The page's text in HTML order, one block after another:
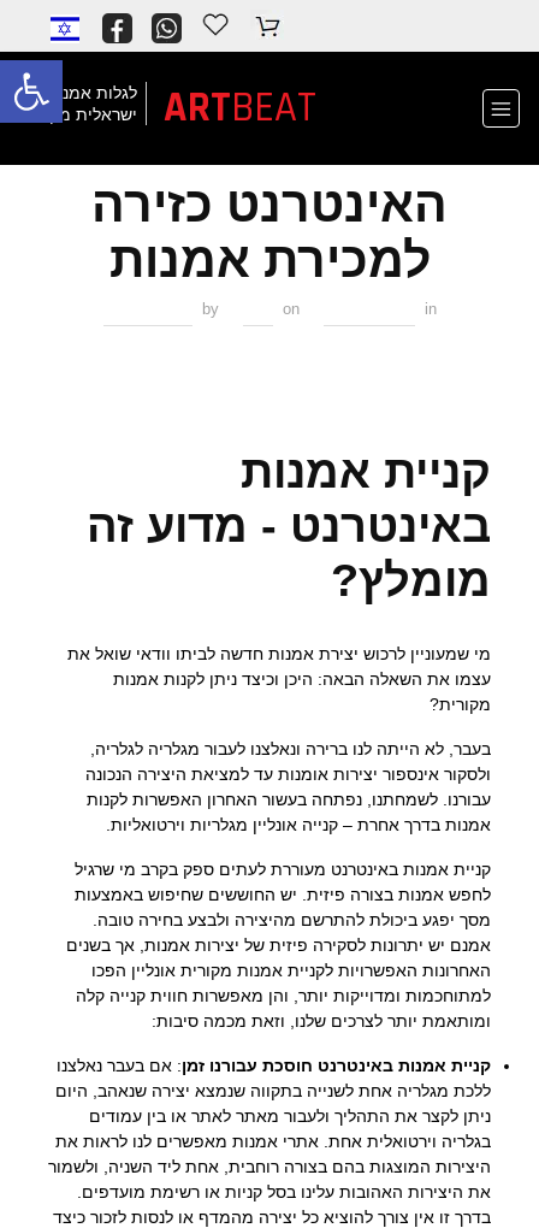
לגלות אמנות
ישראלית מקורית
ARTBEAT
האינטרנט כזירה
למכירת אמנות
by on in
קניית אמנות
באינטרנט - מדוע זה
מומלץ?
מי שמעוניין לרכוש יצירת אמנות חדשה לביתו וודאי שואל את
עצמו את השאלה הבאה: היכן וכיצד ניתן לקנות אמנות
מקורית?
בעבר, לא הייתה לנו ברירה ונאלצנו לעבור מגלריה לגלריה,
ולסקור אינספור יצירות אומנות עד למציאת היצירה הנכונה
עבורנו. לשמחתנו, נפתחה בעשור האחרון האפשרות לקנות
אמנות בדרך אחרת – קנייה אונליין מגלריות וירטואליות.
קניית אמנות באינטרנט מעוררת לעתים ספק בקרב מי שרגיל
לחפש אמנות בצורה פיזית. יש החוששים שחיפוש באמצעות
מסך יפגע ביכולת להתרשם מהיצירה ולבצע בחירה טובה.
אמנם יש יתרונות לסקירה פיזית של יצירות אמנות, אך בשנים
האחרונות האפשרויות לקניית אמנות מקורית אונליין הפכו
למתוחכמות ומדוייקות יותר, והן מאפשרות חווית קנייה קלה
ומותאמת יותר לצרכים שלנו, וזאת מכמה סיבות:
קניית אמנות באינטרנט חוסכת עבורנו זמן: אם בעבר נאלצנו
ללכת מגלריה אחת לשנייה בתקווה שנמצא יצירה שנאהב, היום
ניתן לקצר את התהליך ולעבור מאתר לאתר או בין עמודים
בגלריה וירטואלית אחת. אתרי אמנות מאפשרים לנו לראות את
היצירות המוצגות בהם בצורה רוחבית, אחת ליד השניה, ולשמור
את היצירות האהובות עלינו בסל קניות או רשימת מועדפים.
בדרך זו אין צורך להוציא כל יצירה מהמדף או לנסות לזכור כיצד